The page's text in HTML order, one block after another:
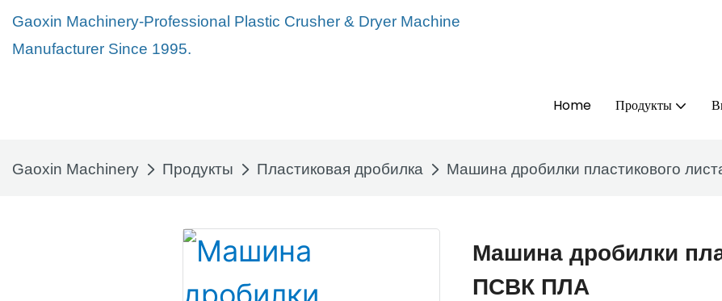
Gaoxin Machinery-Professional Plastic Crusher & Dryer Machine
Manufacturer Since 1995.
Home Продукты
Gaoxin Machinery Продукты Пластиковая дробилка Машина дробилки пластикового
Машина дробилки
ПСВК ПЛА